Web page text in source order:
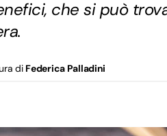
che si può
di Federica Palladini